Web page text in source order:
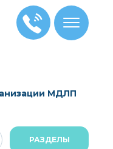
МДЛП
РАЗДЕЛЫ